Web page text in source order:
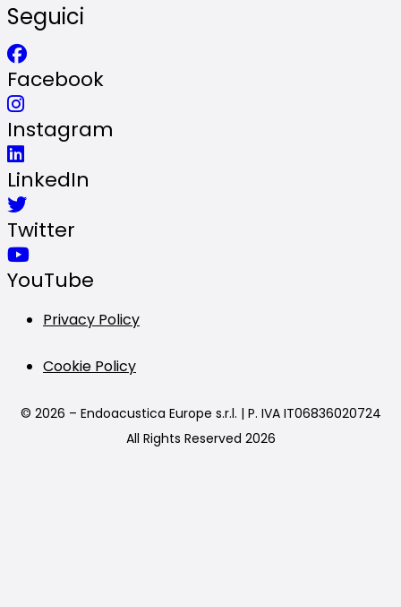
Seguici
Facebook
Instagram
LinkedIn
Twitter
YouTube
Privacy Policy
Cookie Policy
© 2026 – Endoacustica Europe s.r.l. | P. IVA IT06836020724
All Rights Reserved 2026